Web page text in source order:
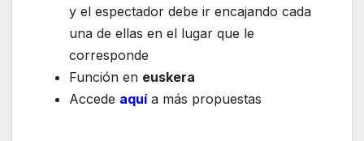
y el espectador debe ir encajando cada
una de ellas en el lugar que le
corresponde
Función en euskera
Accede aquí a más propuestas